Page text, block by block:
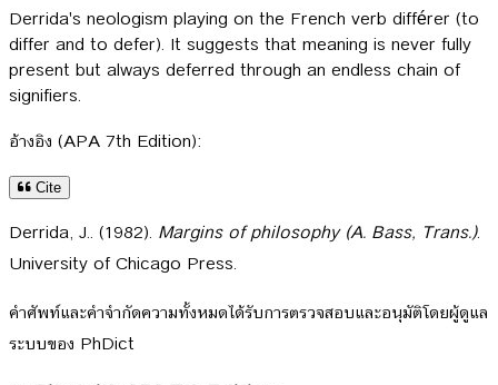
Derrida's neologism playing on the French verb différer (to
differ and to defer). It suggests that meaning is never fully
present but always deferred through an endless chain of
signifiers.
อ้างอิง (APA 7th Edition):
Cite
Derrida, J.. (1982). Margins of philosophy (A. Bass, Trans.).
University of Chicago Press.
คำศัพท์และคำจำกัดความทั้งหมดได้รับการตรวจสอบและอนุมัติโดยผู้ดูแล
ระบบของ PhDict